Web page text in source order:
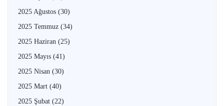
2025 Ağustos (30)
2025 Temmuz (34)
2025 Haziran (25)
2025 Mayıs (41)
2025 Nisan (30)
2025 Mart (40)
2025 Şubat (22)